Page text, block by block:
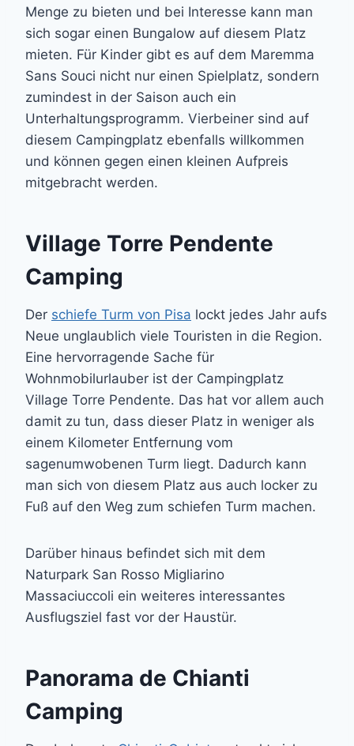
Menge zu bieten und bei Interesse kann man
sich sogar einen Bungalow auf diesem Platz
mieten. Für Kinder gibt es auf dem Maremma
Sans Souci nicht nur einen Spielplatz, sondern
zumindest in der Saison auch ein
Unterhaltungsprogramm. Vierbeiner sind auf
diesem Campingplatz ebenfalls willkommen
und können gegen einen kleinen Aufpreis
mitgebracht werden.
Village Torre Pendente
Camping
Der schiefe Turm von Pisa lockt jedes Jahr aufs
Neue unglaublich viele Touristen in die Region.
Eine hervorragende Sache für
Wohnmobilurlauber ist der Campingplatz
Village Torre Pendente. Das hat vor allem auch
damit zu tun, dass dieser Platz in weniger als
einem Kilometer Entfernung vom
sagenumwobenen Turm liegt. Dadurch kann
man sich von diesem Platz aus auch locker zu
Fuß auf den Weg zum schiefen Turm machen.
Darüber hinaus befindet sich mit dem
Naturpark San Rosso Migliarino
Massaciuccoli ein weiteres interessantes
Ausflugsziel fast vor der Haustür.
Panorama de Chianti
Camping